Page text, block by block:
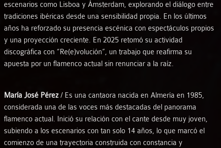
escenarios como Lisboa y Ámsterdam, explorando el diálogo entre
tradiciones ibéricas desde una sensibilidad propia. En los últimos
años ha reforzado su presencia escénica con espectáculos propios
y una proyección creciente. En 2025 retomó su actividad
discográfica con “Re(e)volución”, un trabajo que reafirma su
apuesta por un flamenco actual sin renunciar a la raíz.
María José Pérez / Es una cantaora nacida en Almería en 1985,
considerada una de las voces más destacadas del panorama
flamenco actual. Inició su relación con el cante desde muy joven,
subiendo a los escenarios con tan solo 14 años, lo que marcó el
comienzo de una trayectoria construida con constancia y